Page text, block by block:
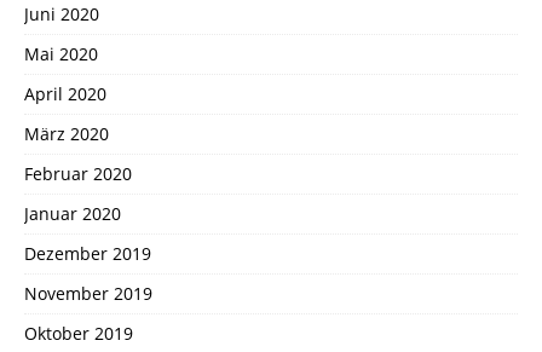
Juni 2020
Mai 2020
April 2020
März 2020
Februar 2020
Januar 2020
Dezember 2019
November 2019
Oktober 2019